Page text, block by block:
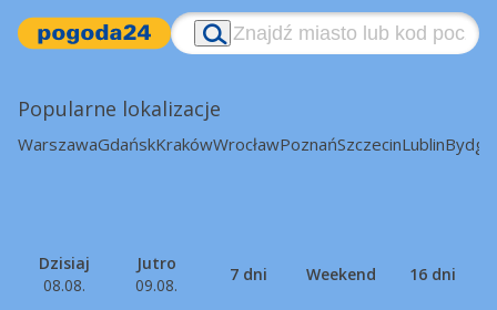
Popularne lokalizacje
WarszawaGdańskKrakówWrocławPoznańSzczecinLublin
Dzisiaj
08.08.
Jutro
09.08.
7 dni Weekend 16 dni